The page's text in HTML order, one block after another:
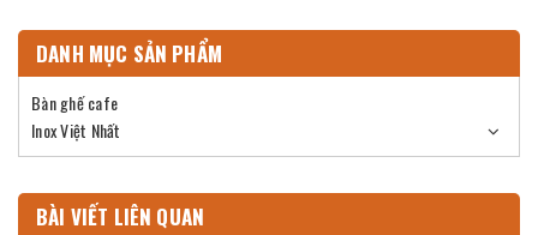
DANH MỤC SẢN PHẨM
Bàn ghế cafe
Inox Việt Nhất
BÀI VIẾT LIÊN QUAN